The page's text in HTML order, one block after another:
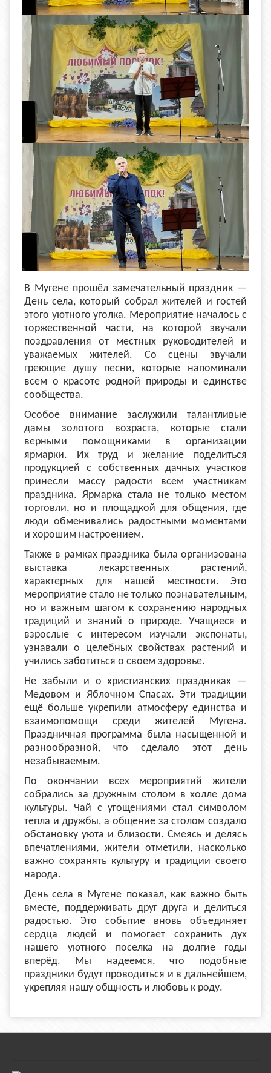
В Мугене прошёл замечательный праздник —
День села, который собрал жителей и гостей
этого уютного уголка. Мероприятие началось с
торжественной части, на которой звучали
поздравления от местных руководителей и
уважаемых жителей. Со сцены звучали
греющие душу песни, которые напоминали
всем о красоте родной природы и единстве
сообщества.
Особое внимание заслужили талантливые
дамы золотого возраста, которые стали
верными помощниками в организации
ярмарки. Их труд и желание поделиться
продукцией с собственных дачных участков
принесли массу радости всем участникам
праздника. Ярмарка стала не только местом
торговли, но и площадкой для общения, где
люди обменивались радостными моментами
и хорошим настроением.
Также в рамках праздника была организована
выставка лекарственных растений,
характерных для нашей местности. Это
мероприятие стало не только познавательным,
но и важным шагом к сохранению народных
традиций и знаний о природе. Учащиеся и
взрослые с интересом изучали экспонаты,
узнавали о целебных свойствах растений и
учились заботиться о своем здоровье.
Не забыли и о христианских праздниках —
Медовом и Яблочном Спасах. Эти традиции
ещё больше укрепили атмосферу единства и
взаимопомощи среди жителей Мугена.
Праздничная программа была насыщенной и
разнообразной, что сделало этот день
незабываемым.
По окончании всех мероприятий жители
собрались за дружным столом в холле дома
культуры. Чай с угощениями стал символом
тепла и дружбы, а общение за столом создало
обстановку уюта и близости. Смеясь и делясь
впечатлениями, жители отметили, насколько
важно сохранять культуру и традиции своего
народа.
День села в Мугене показал, как важно быть
вместе, поддерживать друг друга и делиться
радостью. Это событие вновь объединяет
сердца людей и помогает сохранить дух
нашего уютного поселка на долгие годы
вперёд. Мы надеемся, что подобные
праздники будут проводиться и в дальнейшем,
укрепляя нашу общность и любовь к роду.